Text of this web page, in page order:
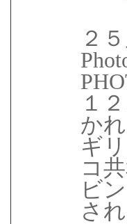
２
１
か
ギ
コ
ビ
され